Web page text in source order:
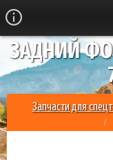
ЗАДНИЙ
Запчасти для